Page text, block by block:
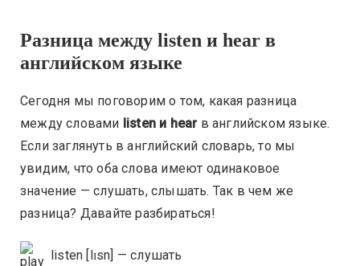
Разница между listen и hear в
английском языке
Сегодня мы поговорим о том, какая разница
между словами listen и hearв английском языке.
Если заглянуть в английский словарь, то мы
увидим, что оба слова имеют одинаковое
значение — слушать, слышать. Так в чем же
разница? Давайте разбираться!
listen [lɪsn] — слушать